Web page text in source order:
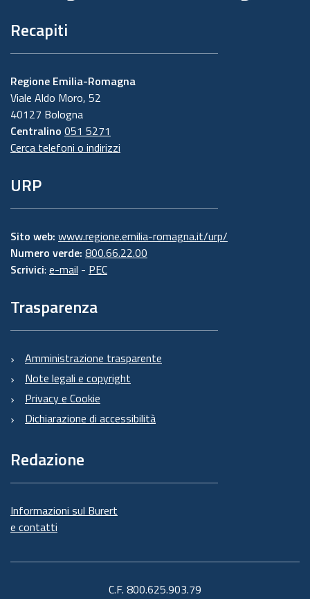
Recapiti
Regione Emilia-Romagna
Viale Aldo Moro, 52
40127 Bologna
Centralino 051 5271
Cerca telefoni o indirizzi
URP
Sito web: www.regione.emilia-romagna.it/urp/
Numero verde: 800.66.22.00
Scrivici: e-mail - PEC
Trasparenza
Amministrazione trasparente
Note legali e copyright
Privacy e Cookie
Dichiarazione di accessibilità
Redazione
Informazioni sul Burert
e contatti
C.F. 800.625.903.79